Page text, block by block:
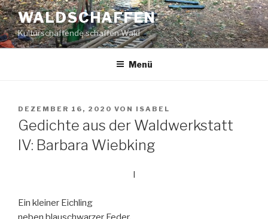
Zum
Inhalt
springen
WALDSCHAFFEN
Kulturschaffende schaffen Wald
Menü
VERÖFFENTLICHT
AM
DEZEMBER 16, 2020 VON ISABEL
Gedichte aus der Waldwerkstatt
IV: Barbara Wiebking
I
Ein kleiner Eichling